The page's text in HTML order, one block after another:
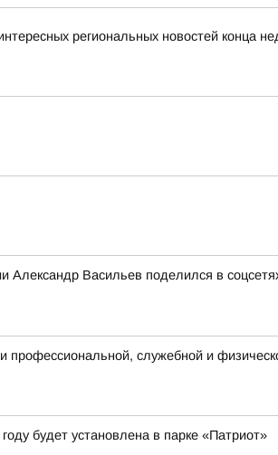
региональных новостей конца
Александр Васильев поделился в
служебной и
будет установлена в парке «Патриот»